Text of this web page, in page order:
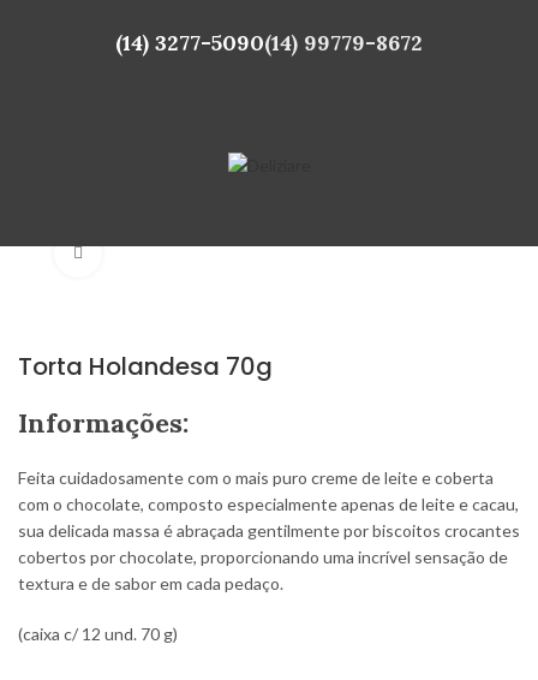
(14) 3277-5090(14) 99779-8672
Torta Holandesa 70g
Informações:
Feita cuidadosamente com o mais puro creme de leite e coberta
com o chocolate, composto especialmente apenas de leite e cacau,
sua delicada massa é abraçada gentilmente por biscoitos crocantes
cobertos por chocolate, proporcionando uma incrível sensação de
textura e de sabor em cada pedaço.
(caixa c/ 12 und. 70 g)